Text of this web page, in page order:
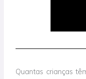
Quantas crianças